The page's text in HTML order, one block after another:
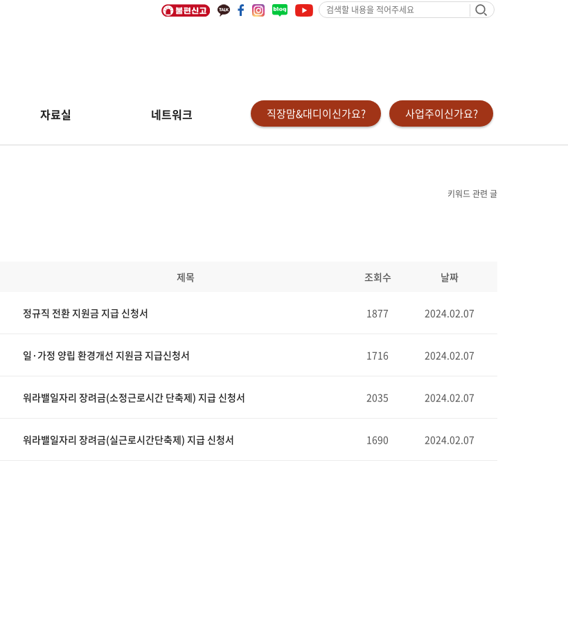
검
색
요
자료실 네트워크 직장맘&대디이신가요? 사업주이신가요?
키워드 관련 글
제목 조회수 날짜
정규직 전환 지원금 지급 신청서 1877 2024.02.07
일·가정 양립 환경개선 지원금 지급신청서 1716 2024.02.07
워라밸일자리 장려금(소정근로시간 단축제) 지급 신청서 2035 2024.02.07
워라밸일자리 장려금(실근로시간단축제) 지급 신청서 1690 2024.02.07